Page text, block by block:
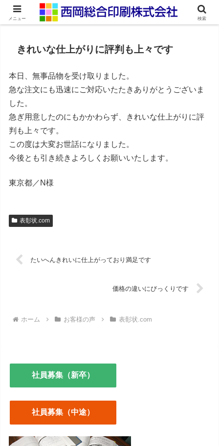
ネット印刷通販・オンデマンド印刷
きれいな仕上がりに評判も上々です
本日、無事品物を受け取りました。
急な注文にも迅速にご対応いたたきありがとうございま
した。
急ぎ用意したのにもかかわらず、きれいな仕上がりに評
判も上々です。
この度は大変お世話になりました。
今後とも引き続きよろしくお願いいたします。
東京都／N様
表彰状.com
たいへんきれいに仕上がっており満足です
価格の違いにびっくりです
ホーム お客様の声 表彰状.com
社員募集（新卒）
社員募集（中途）
メニュー 検索